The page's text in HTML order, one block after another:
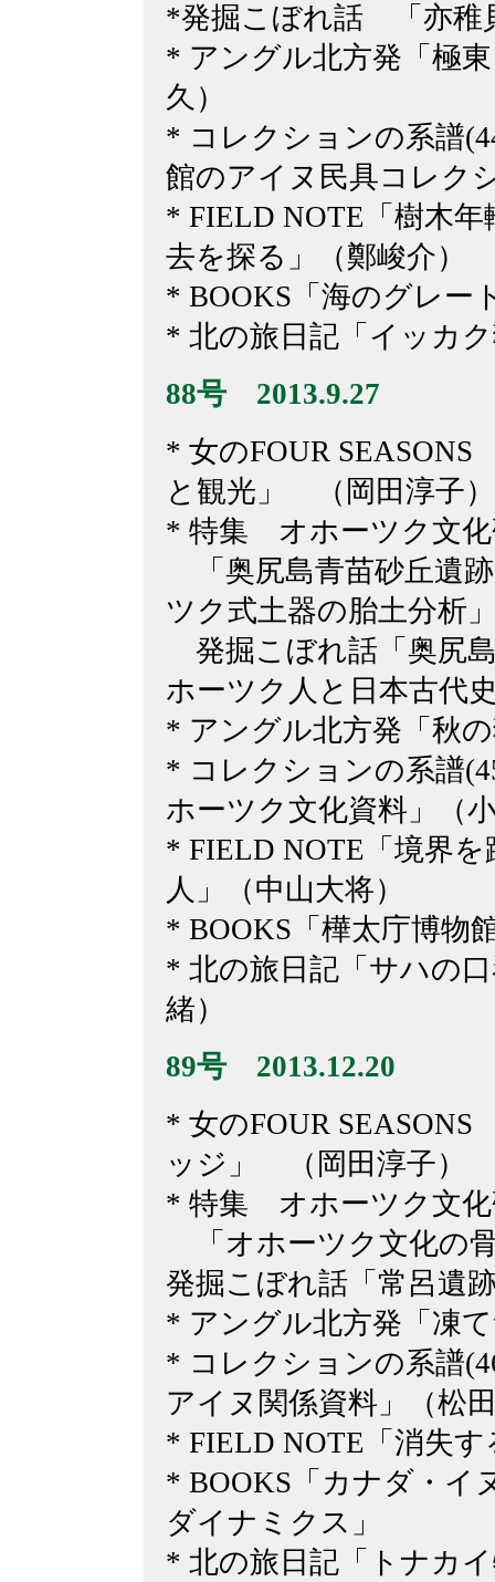
*発掘こぼれ話 「亦稚
* アングル北方発「極
久）
* コレクションの系譜
館のアイヌ民具コレク
* FIELD NOTE「樹木
去を探る」（鄭峻介）
* BOOKS「海のグレー
* 北の旅日記「イッカ
88号 2013.9.27
* 女のFOUR SEASONS
と観光」 （岡田淳子）
* 特集 オホーツク文化
「奥尻島青苗砂丘遺
ツク式土器の胎土分析
発掘こぼれ話「奥尻
ホーツク人と日本古代
* アングル北方発「秋
* コレクションの系譜
ホーツク文化資料」（
* FIELD NOTE「境界
人」（中山大将）
* BOOKS「樺太庁博物
* 北の旅日記「サハの
緒）
89号 2013.12.20
* 女のFOUR SEASONS
ッジ」 （岡田淳子）
* 特集 オホーツク文化
「オホーツク文化の
発掘こぼれ話「常呂遺
* アングル北方発「凍
* コレクションの系譜
アイヌ関係資料」（松
* FIELD NOTE「消失
* BOOKS「カナダ・
ダイナミクス」
* 北の旅日記「トナカ